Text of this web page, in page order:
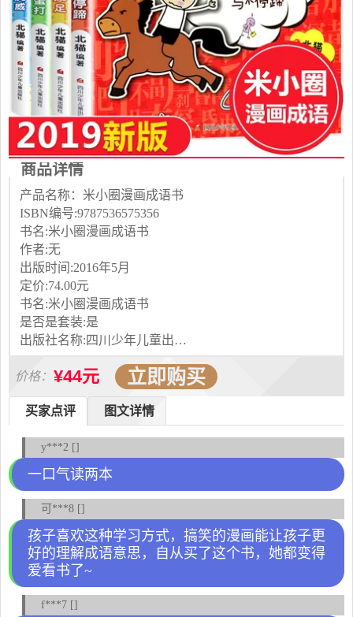
商品详情
产品名称：米小圈漫画成语书
ISBN编号:9787536575356
书名:米小圈漫画成语书
作者:无
出版时间:2016年5月
定价:74.00元
书名:米小圈漫画成语书
是否是套装:是
出版社名称:四川少年儿童出版社
价格： ¥44元 立即购买
图文详情
买家点评
y***2 []
一口气读两本
可***8 []
孩子喜欢这种学习方式，搞笑的漫画能让孩子更
好的理解成语意思，自从买了这个书，她都变得
爱看书了~
f***7 []